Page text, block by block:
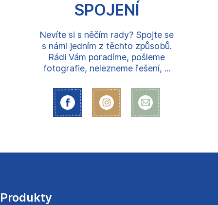
SPOJENÍ
Nevíte si s něčím rady? Spojte se
s námi jedním z těchto způsobů.
Rádi Vám poradíme, pošleme
fotografie, nelezneme řešení, ...
a
Produkty